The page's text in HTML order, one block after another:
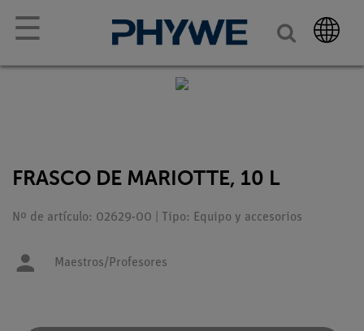
☰
FRASCO DE MARIOTTE, 10 L
Nº de artículo: 02629-00 | Tipo: Equipo y accesorios
Maestros/Profesores